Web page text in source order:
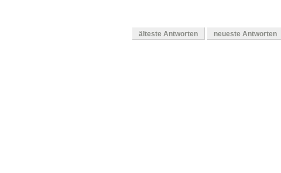
älteste Antworten neueste Antworten